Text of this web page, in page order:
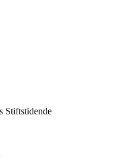
Stiftstidende